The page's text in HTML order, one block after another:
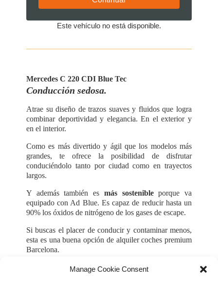
Manage Cookie Consent
Este vehículo no está disponible.
Mercedes C 220 CDI Blue Tec
Conducción sedosa.
Atrae su diseño de trazos suaves y fluidos que logra
combinar deportividad y elegancia. En el exterior y
en el interior.
Como es más divertido y ágil que los modelos más
grandes, te ofrece la posibilidad de disfrutar
conduciéndolo tanto por ciudad como en trayectos
largos.
Y además también es más sostenibleporque va
equipado con Ad Blue. Es capaz de reducir hasta un
90% los óxidos de nitrógeno de los gases de escape.
Si buscas el placer de conducir y contaminar menos,
esta es una buena opción de alquiler coches premium
Barcelona.